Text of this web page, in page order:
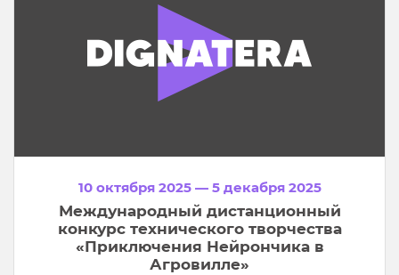
10 октября 2025 — 5 декабря 2025
Международный дистанционный
конкурс технического творчества
«Приключения Нейрончика в
Агровилле»